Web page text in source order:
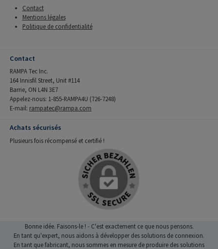
Contact
Mentions légales
Politique de confidentialité
Contact
RAMPA Tec Inc.
164 Innisfil Street, Unit #114
Barrie, ON L4N 3E7
Appelez-nous: 1-855-RAMPA4U (726-7248)
E-mail: rampatec@rampa.com
Achats sécurisés
Plusieurs fois récompensé et certifié !
Bonne idée. Faisons-le ! - C'est exactement ce que nous pensons.
En tant qu'expert, nous aidons à développer des solutions de connexion.
En tant que fabricant, nous sommes en mesure de produire des solutions